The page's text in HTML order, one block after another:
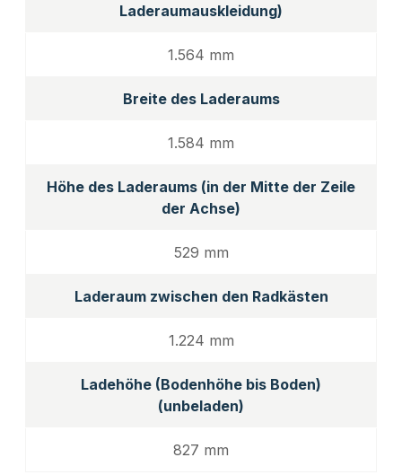
Laderaumauskleidung)
1.564 mm
Breite des Laderaums
1.584 mm
Höhe des Laderaums (in der Mitte der Zeile
der Achse)
529 mm
Laderaum zwischen den Radkästen
1.224 mm
Ladehöhe (Bodenhöhe bis Boden)
(unbeladen)
827 mm